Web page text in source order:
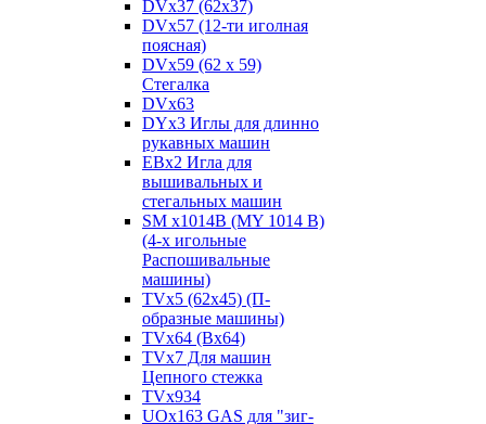
DVx37 (62x37)
DVx57 (12-ти иголная
поясная)
DVx59 (62 x 59)
Стегалка
DVx63
DYx3 Иглы для длинно
рукавных машин
EBx2 Игла для
вышивальных и
стегальных машин
SM x1014B (MY 1014 B)
(4-х игольные
Распошивальные
машины)
TVх5 (62х45) (П-
образные машины)
TVх64 (Вх64)
TVх7 Для машин
Цепного стежка
TVх934
UOx163 GAS для "зиг-